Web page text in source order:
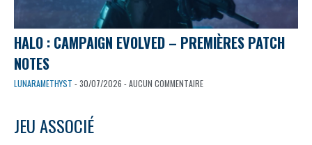
HALO : CAMPAIGN EVOLVED – PREMIÈRES PATCH
NOTES
LUNARAMETHYST - 30/07/2026 - AUCUN COMMENTAIRE
JEU ASSOCIÉ